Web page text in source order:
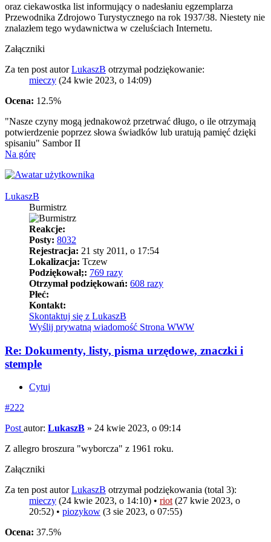
oraz ciekawostka list informujący o nadesłaniu egzemplarza
Przewodnika Zdrojowo Turystycznego na rok 1937/38. Niestety nie
znalazłem tego wydawnictwa w czeluściach Internetu.
Załączniki
Za ten post autorLukaszB otrzymał podziękowanie:
mieczy (24 kwie 2023, o 14:09)
Ocena: 12.5%
"Nasze czyny mogą jednakowoż przetrwać długo, o ile otrzymają
potwierdzenie poprzez słowa świadków lub uratują pamięć dzięki
spisaniu" Sambor II
Na górę
LukaszB
Burmistrz
Reakcje:
Posty: 8032
Rejestracja: 21 sty 2011, o 17:54
Lokalizacja: Tczew
Podziękował;: 769 razy
Otrzymał podziękowań: 608 razy
Płeć:
Kontakt:
Skontaktuj się z LukaszB
Wyślij prywatną wiadomość Strona WWW
Re: Dokumenty, listy, pisma urzędowe, znaczki i
stemple
Cytuj
#222
Post autor: LukaszB » 24 kwie 2023, o 09:14
Z allegro broszura "wyborcza" z 1961 roku.
Załączniki
Za ten post autorLukaszB otrzymał podziękowania (total 3):
mieczy (24 kwie 2023, o 14:10) • riot (27 kwie 2023, o
20:52) • piozykow (3 sie 2023, o 07:55)
Ocena: 37.5%